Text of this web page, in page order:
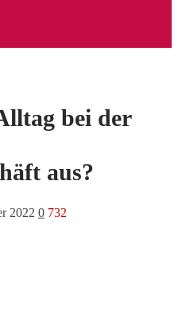
bei der
aus?
2022 0 732